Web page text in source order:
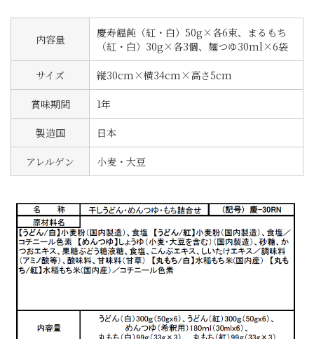
内容量
慶寿饂飩（紅・白）50g×各6束、まるもち
（紅・白）30g×各3個、麺つゆ30ml×6袋
サイズ 縦30cm×横34cm×高さ5cm
賞味期間 1年
製造国 日本
アレルゲン 小麦・大豆